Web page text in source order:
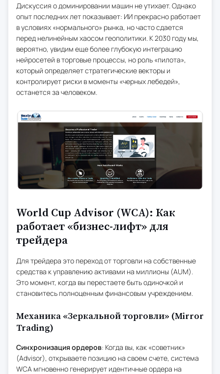
Дискуссия о доминировании машин не утихает. Однако
опыт последних лет показывает: ИИ прекрасно работает
в условиях «нормального» рынка, но часто сдается
перед нелинейным хаосом геополитики. К 2030 году мы,
вероятно, увидим еще более глубокую интеграцию
нейросетей в торговые процессы, но роль «пилота»,
который определяет стратегические векторы и
контролирует риски в моменты «черных лебедей»,
останется за человеком.
World Cup Advisor (WCA): Как
работает «бизнес-лифт» для
трейдера
Для трейдера это переход от торговли на собственные
средства к управлению активами на миллионы (AUM).
Это момент, когда вы перестаете быть одиночкой и
становитесь полноценным финансовым учреждением.
Механика «Зеркальной торговли» (Mirror
Trading)
Синхронизация ордеров: Когда вы, как «советник»
(Advisor), открываете позицию на своем счете, система
WCA мгновенно генерирует идентичные ордера на